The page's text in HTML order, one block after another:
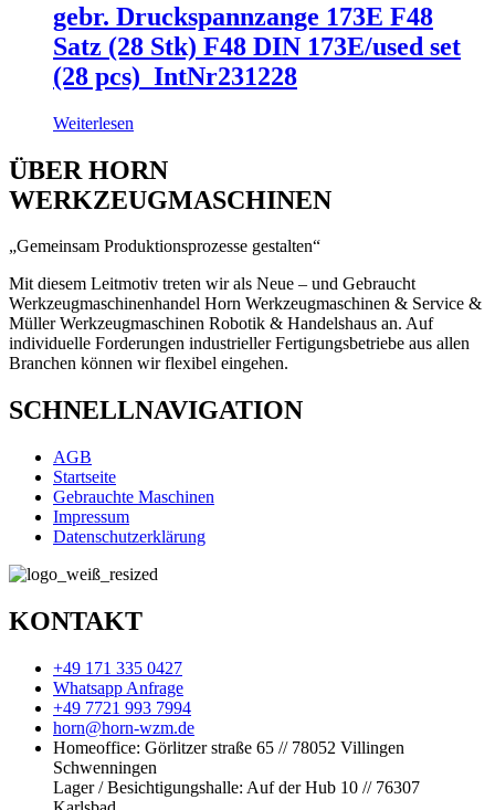
gebr. Druckspannzange 173E F48
Satz (28 Stk) F48 DIN 173E/used set
(28 pcs)_IntNr231228
Weiterlesen
ÜBER HORN
WERKZEUGMASCHINEN
„Gemeinsam Produktionsprozesse gestalten“
Mit diesem Leitmotiv treten wir als Neue – und Gebraucht
Werkzeugmaschinenhandel Horn Werkzeugmaschinen & Service &
Müller Werkzeugmaschinen Robotik & Handelshaus an. Auf
individuelle Forderungen industrieller Fertigungsbetriebe aus allen
Branchen können wirflexibel eingehen.
SCHNELLNAVIGATION
AGB
Startseite
Gebrauchte Maschinen
Impressum
Datenschutzerklärung
KONTAKT
+49 171 335 0427
Whatsapp Anfrage
+49 7721 993 7994
horn@horn-wzm.de
Homeoffice: Görlitzer straße 65 // 78052 Villingen
Schwenningen
Lager / Besichtigungshalle: Auf der Hub 10 // 76307